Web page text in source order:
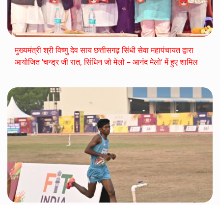
मुख्यमंत्री श्री विष्णु देव साय छत्तीसगढ़ सिंधी सेवा महापंचायत द्वारा
आयोजित ‘चन्ड्र जी रात, सिंधिन जो मेलो – आनंद मेलो’ में हुए शामिल